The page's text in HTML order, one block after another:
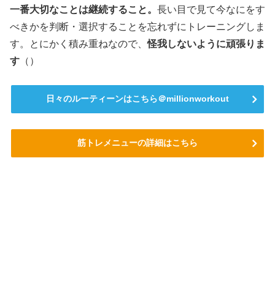
一番大切なことは継続すること。 長い目で見て今なにをす
べきかを判断・選択することを忘れずにトレーニングしま
す。とにかく積み重ねなので、怪我しないように頑張りま
す （）
日々のルーティーンはこちら＠millionworkout
筋トレメニューの詳細はこちら